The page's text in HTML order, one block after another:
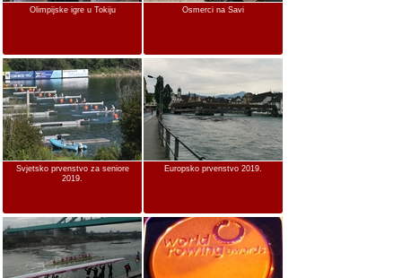
Olimpijske igre u Tokiju Osmerci na Savi
Svjetsko prvenstvo za seniore
2019.
Europsko prvenstvo 2019.